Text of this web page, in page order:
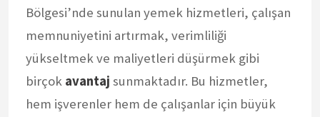
Bölgesi’nde sunulan yemek hizmetleri, çalışan
memnuniyetini artırmak, verimliliği
yükseltmek ve maliyetleri düşürmek gibi
birçok avantaj sunmaktadır. Bu hizmetler,
hem işverenler hem de çalışanlar için büyük